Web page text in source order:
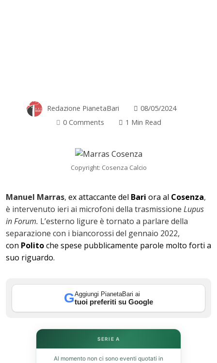
Redazione PianetaBari
08/05/2024
0 Comments
1 Min Read
Copyright: Cosenza Calcio
Manuel Marras, ex attaccante del Bari ora al Cosenza,
è intervenuto ieri ai microfoni della trasmissione Lupus
in Forum. L’esterno ligure è tornato a parlare della
separazione con i biancorossi del gennaio 2022,
con Politoche spese pubblicamente parole molto forti a
suo riguardo.
GAggiungi PianetaBari ai
tuoi preferiti su Google
SERIE A
Al momento non ci sono eventi quotati in